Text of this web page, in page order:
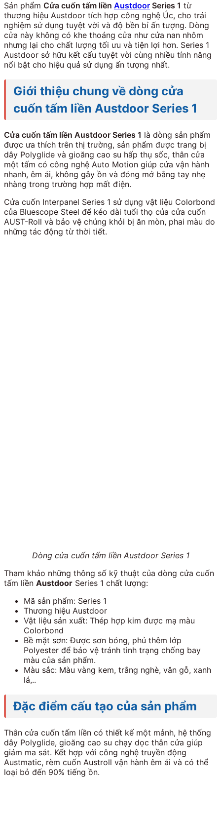
Sản phẩm Cửa cuốn tấm liền Austdoor Series 1 từ
thương hiệu Austdoor tích hợp công nghệ Úc, cho trải
nghiệm sử dụng tuyệt vời và độ bền bỉ ấn tượng. Dòng
cửa này không có khe thoáng cửa như cửa nan nhôm
nhưng lại cho chất lượng tối ưu và tiện lợi hơn. Series 1
Austdoor sở hữu kết cấu tuyệt vời cùng nhiều tính năng
nổi bật cho hiệu quả sử dụng ấn tượng nhất.
Giới thiệu chung về dòng cửa
cuốn tấm liền Austdoor Series 1
Cửa cuốn tấm liền Austdoor Series 1 là dòng sản phẩm
được ưa thích trên thị trường, sản phẩm được trang bị
dây Polyglide và gioăng cao su hấp thụ sốc, thân cửa
một tấm có công nghệ Auto Motion giúp cửa vận hành
nhanh, êm ái, không gây ồn và đóng mở bằng tay nhẹ
nhàng trong trường hợp mất điện.
Cửa cuốn Interpanel Series 1 sử dụng vật liệu Colorbond
của Bluescope Steel để kéo dài tuổi thọ của cửa cuốn
AUST-Roll và bảo vệ chúng khỏi bị ăn mòn, phai màu do
những tác động từ thời tiết.
Dòng cửa cuốn tấm liền Austdoor Series 1
Tham khảo những thông số kỹ thuật của dòng cửa cuốn
tấm liền Austdoor Series 1 chất lượng:
Mã sản phẩm: Series 1
Thương hiệu Austdoor
Vật liệu sản xuất: Thép hợp kim được mạ màu
Colorbond
Bề mặt sơn: Được sơn bóng, phủ thêm lớp
Polyester để bảo vệ tránh tình trạng chống bay
màu của sản phẩm.
Màu sắc: Màu vàng kem, trắng nghè, vân gỗ, xanh
lá,..
Đặc điểm cấu tạo của sản phẩm
Thân cửa cuốn tấm liền có thiết kế một mảnh, hệ thống
dây Polyglide, gioăng cao su chạy dọc thân cửa giúp
giảm ma sát. Kết hợp với công nghệ truyền động
Austmatic, rèm cuốn Austroll vận hành êm ái và có thể
loại bỏ đến 90% tiếng ồn.